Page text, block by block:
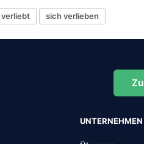
verliebt sich verlieben
UNTERNEHMEN